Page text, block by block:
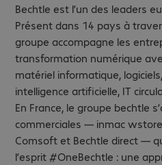
Bechtle est l’un des leaders
Présent dans 14 pays à
groupe accompagne les
transformation numérique
matériel informatique,
intelligence artificielle, IT
En France, le groupe bechtle
commerciales — inmac
Comsoft et Bechtle direct —
l’esprit #OneBechtle : une